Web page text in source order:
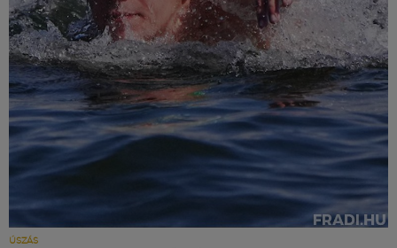
ÚSZÁS